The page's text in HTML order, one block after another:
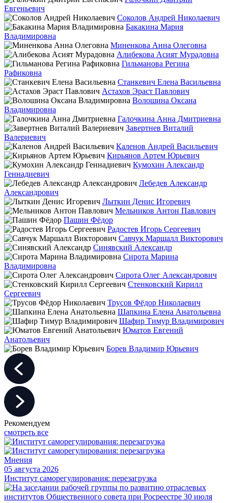
Евгеньевич
Соколов Андрей Николаевич
Бакакина Мария
Владимировна
Миненкова Анна Олеговна
Алибекова Асият Мурадовна
Гильманова Регина
Рафиковна
Станкевич Елена Васильевна
Астахов Эраст Павлович
Волошина Оксана
Владимировна
Галочкина Анна Дмитриевна
Завертнев Виталий
Валериевич
Каленов Андрей Васильевич
Кирьянов Артем Юрьевич
Кумохин Александр
Геннадиевич
Лебедев Александр
Александрович
Лыткин Денис Игоревич
Мельников Антон Павлович
Пашин Фёдор
Радостев Игорь Сергеевич
Савчук Маршалл Викторович
Синявский Александр
Сирота Марина
Владимировна
Сирота Олег Александрович
Стенковский Кирилл
Сергеевич
Трусов Фёдор Николаевич
Шапкина Елена Анатольевна
Шафир Тимур Владимирович
Юматов Евгений
Анатольевич
Борев Владимир Юрьевич
Рекомендуем
смотреть все
Мнения
05 августа 2026
Институт саморегулирования: перезагрузка